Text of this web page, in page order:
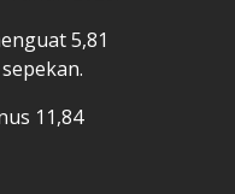
5,81
11,84